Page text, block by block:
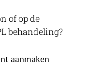
of op de
behandeling?
aanmaken